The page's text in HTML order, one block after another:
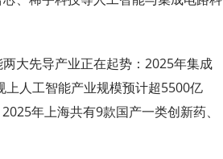
大先导产业正在起势：2025年集成
人工智能产业规模预计超5500亿
年上海共有9款国产一类创新药、